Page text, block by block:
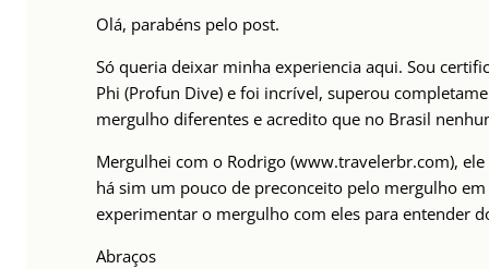
Olá, parabéns pelo post.
Só queria deixar minha experiencia aqui. Sou
Phi (Profun Dive) e foi incrível, superou
mergulho diferentes e acredito que no Brasil
Mergulhei com o Rodrigo (www.travelerbr.com),
há sim um pouco de preconceito pelo mergulho
experimentar o mergulho com eles para entender
Abraços